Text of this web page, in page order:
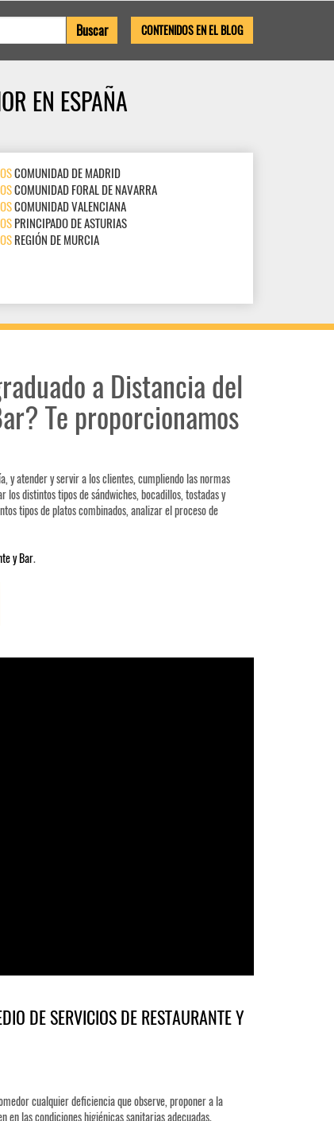
CONTENIDOS EN EL BLOG
EN ESPAÑA
COMUNIDAD DE MADRID
COMUNIDAD FORAL DE NAVARRA
COMUNIDAD VALENCIANA
PRINCIPADO DE ASTURIAS
REGIÓN DE MURCIA
a Distancia del
Te proporcionamos
y atender y servir a los clientes, cumpliendo las normas
distintos tipos de sándwiches, bocadillos, tostadas y
tipos de platos combinados, analizar el proceso de
y Bar.
DE SERVICIOS DE RESTAURANTE Y
cualquier deficiencia que observe, proponer a la
las condiciones higiénicas sanitarias adecuadas.